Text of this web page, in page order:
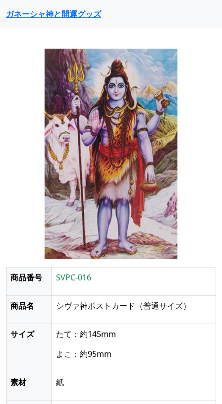
ガネーシャ神と開運グッズ
前に戻る
商品番号 SVPC-016
商品名 シヴァ神ポストカード （普通サイズ）
サイズ
たて：約145mm
よこ：約95mm
素材 紙